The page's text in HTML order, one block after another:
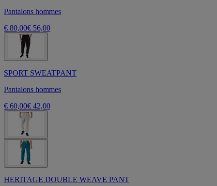
Pantalons hommes
€ 80,00€ 56,00
SPORT SWEATPANT
Pantalons hommes
€ 60,00€ 42,00
HERITAGE DOUBLE WEAVE PANT